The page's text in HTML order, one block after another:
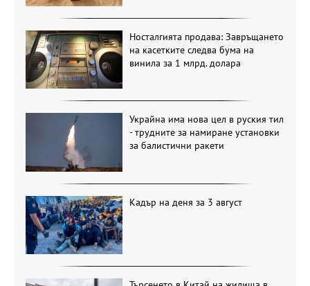
Носталгията продава: Завръщането
на касетките следва бума на
винила за 1 млрд. долара
Украйна има нова цел в руския тил
- трудните за намиране установки
за балистични ракети
Кадър на деня за 3 август